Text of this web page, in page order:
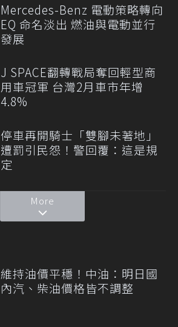
Mercedes-Benz 電動策略轉向
EQ 命名淡出 燃油與電動並行
發展
J SPACE翻轉戰局奪回輕型商
用車冠軍 台灣2月車市年增
4.8%
停車再開騎士「雙腳未著地」
遭罰引民怨！警回覆：這是規
定
More
維持油價平穩！中油：明日國
內汽、柴油價格皆不調整